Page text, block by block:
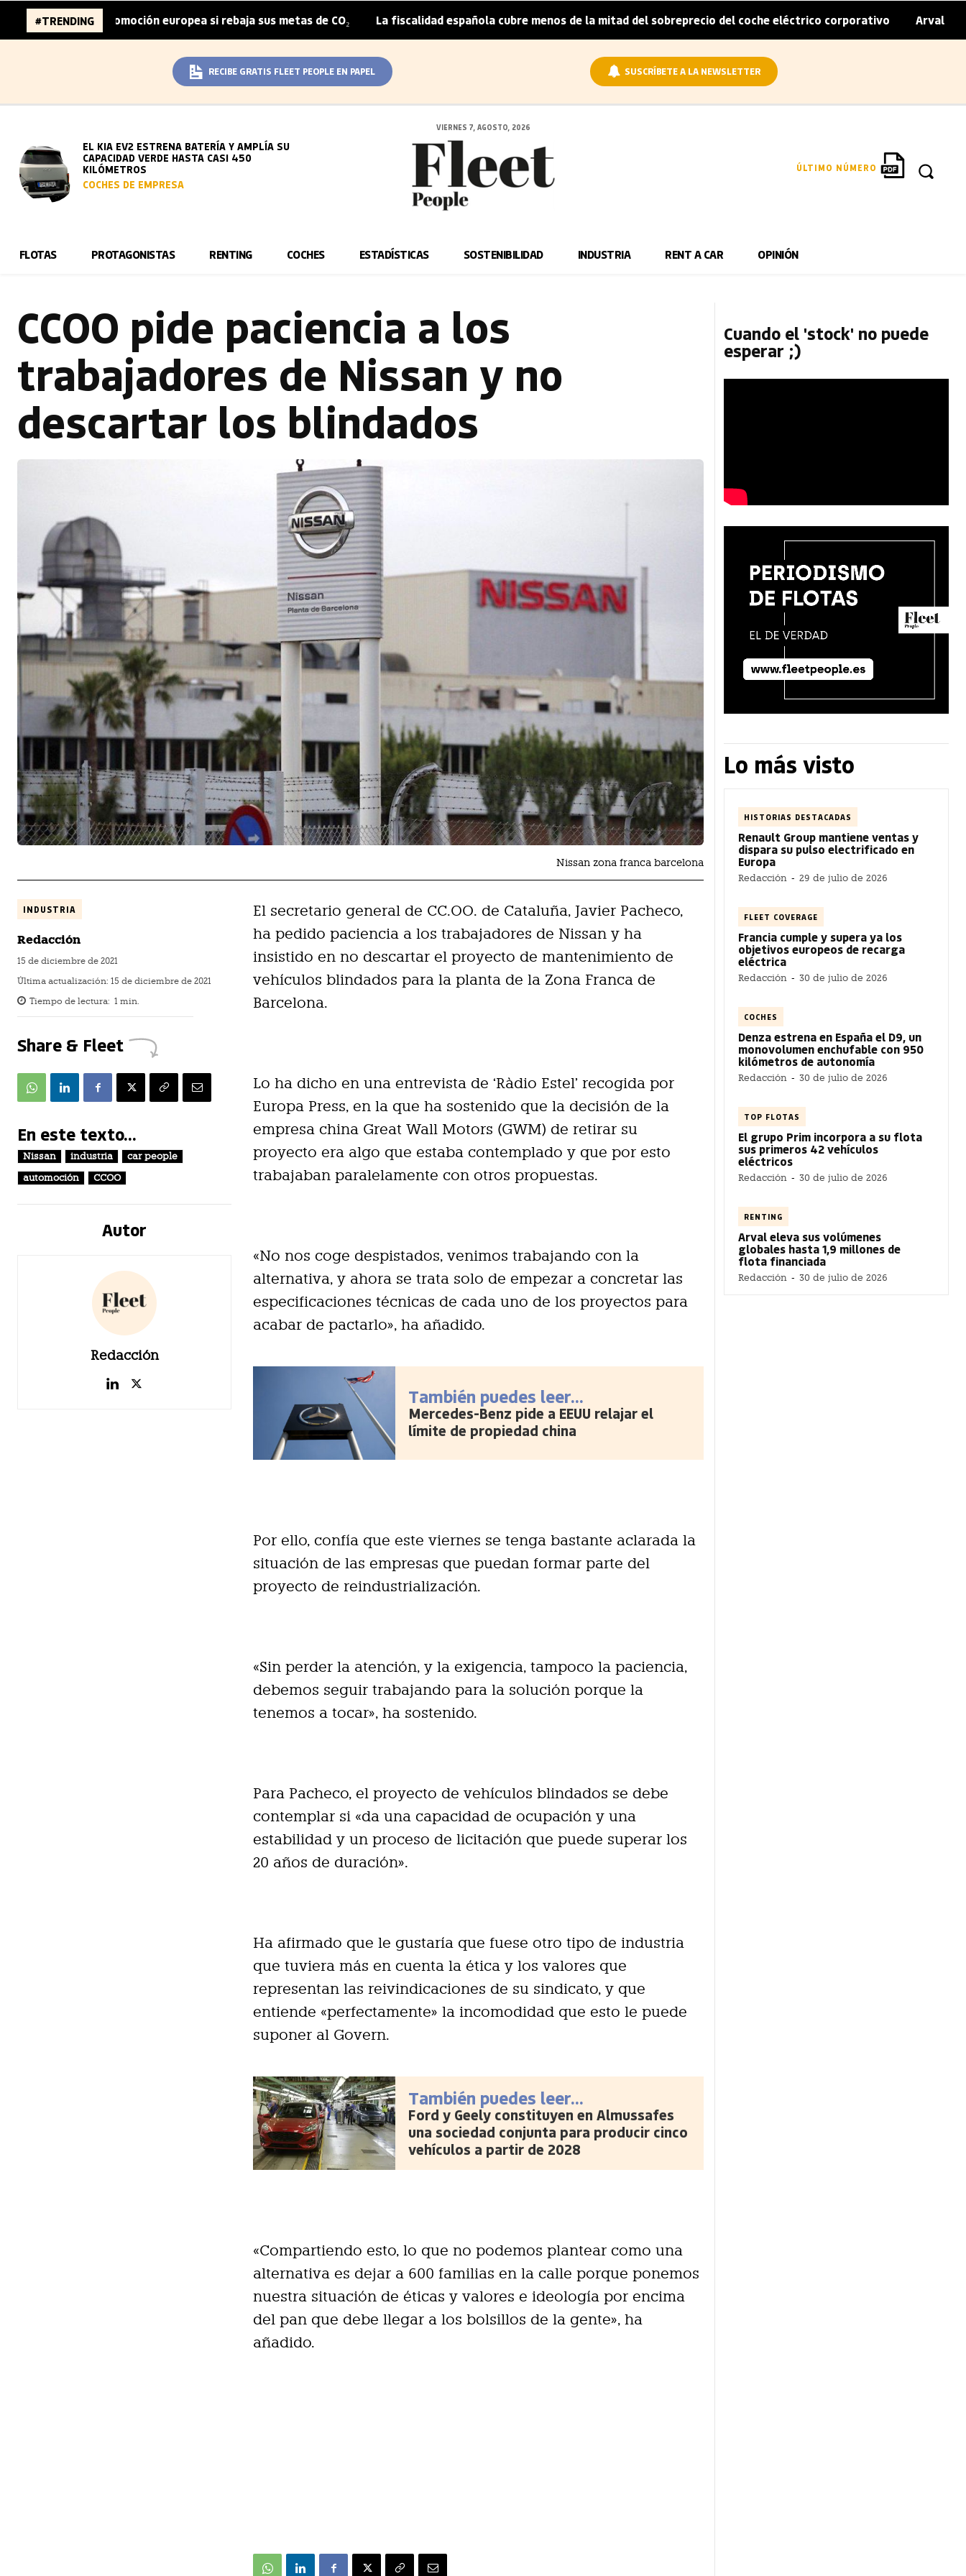
#TRENDING
la automoción europea si rebaja sus metas de CO₂ | La fiscalidad española cubre menos de la mitad del sobreprecio del coche eléctrico corporativo | Arval convierte en
RECIBE GRATIS FLEET PEOPLE EN PAPEL SUSCRÍBETE A LA NEWSLETTER
EL KIA EV2 ESTRENA BATERÍA Y AMPLÍA SU
CAPACIDAD VERDE HASTA CASI 450
KILÓMETROS
COCHES DE EMPRESA
VIERNES 7, AGOSTO, 2026
ÚLTIMO NÚMERO
FLOTAS PROTAGONISTAS RENTING COCHES ESTADÍSTICAS SOSTENIBILIDAD INDUSTRIA RENT A CAR OPINIÓN
CCOO pide paciencia a los
trabajadores de Nissan y no
descartar los blindados
Nissan zona franca barcelona
INDUSTRIA
Redacción
15 de diciembre de 2021
Última actualización: 15 de diciembre de 2021
Tiempo de lectura: 1 min.
Share & Fleet
En este texto...
Nissan industria
car people
automoción
CCOO
Autor
Redacción
El secretario general de CC.OO. de Cataluña, Javier Pacheco,
ha pedido paciencia a los trabajadores de Nissan y ha
insistido en no descartar el proyecto de mantenimiento de
vehículos blindados para la planta de la Zona Franca de
Barcelona.
Lo ha dicho en una entrevista de ‘Ràdio Estel’ recogida por
Europa Press, en la que ha sostenido que la decisión de la
empresa china Great Wall Motors (GWM) de retirar su
proyecto era algo que estaba contemplado y que por esto
trabajaban paralelamente con otros propuestas.
«No nos coge despistados, venimos trabajando con la
alternativa, y ahora se trata solo de empezar a concretar las
especificaciones técnicas de cada uno de los proyectos para
acabar de pactarlo», ha añadido.
También puedes leer...
Mercedes-Benz pide a EEUU relajar el
límite de propiedad china
Por ello, confía que este viernes se tenga bastante aclarada la
situación de las empresas que puedan formar parte del
proyecto de reindustrialización.
«Sin perder la atención, y la exigencia, tampoco la paciencia,
debemos seguir trabajando para la solución porque la
tenemos a tocar», ha sostenido.
Para Pacheco, el proyecto de vehículos blindados se debe
contemplar si «da una capacidad de ocupación y una
estabilidad y un proceso de licitación que puede superar los
20 años de duración».
Ha afirmado que le gustaría que fuese otro tipo de industria
que tuviera más en cuenta la ética y los valores que
representan las reivindicaciones de su sindicato, y que
entiende «perfectamente» la incomodidad que esto le puede
suponer al Govern.
También puedes leer...
Ford y Geely constituyen en Almussafes
una sociedad conjunta para producir cinco
vehículos a partir de 2028
«Compartiendo esto, lo que no podemos plantear como una
alternativa es dejar a 600 familias en la calle porque ponemos
nuestra situación de éticas y valores e ideología por encima
del pan que debe llegar a los bolsillos de la gente», ha
añadido.
Cuando el 'stock' no puede
esperar ;)
Lo más visto
HISTORIAS DESTACADAS
Renault Group mantiene ventas y
dispara su pulso electrificado en
Europa
Redacción - 29 de julio de 2026
FLEET COVERAGE
Francia cumple y supera ya los
objetivos europeos de recarga
eléctrica
Redacción - 30 de julio de 2026
COCHES
Denza estrena en España el D9, un
monovolumen enchufable con 950
kilómetros de autonomía
Redacción - 30 de julio de 2026
TOP FLOTAS
El grupo Prim incorpora a su flota
sus primeros 42 vehículos
eléctricos
Redacción - 30 de julio de 2026
RENTING
Arval eleva sus volúmenes
globales hasta 1,9 millones de
flota financiada
Redacción - 30 de julio de 2026